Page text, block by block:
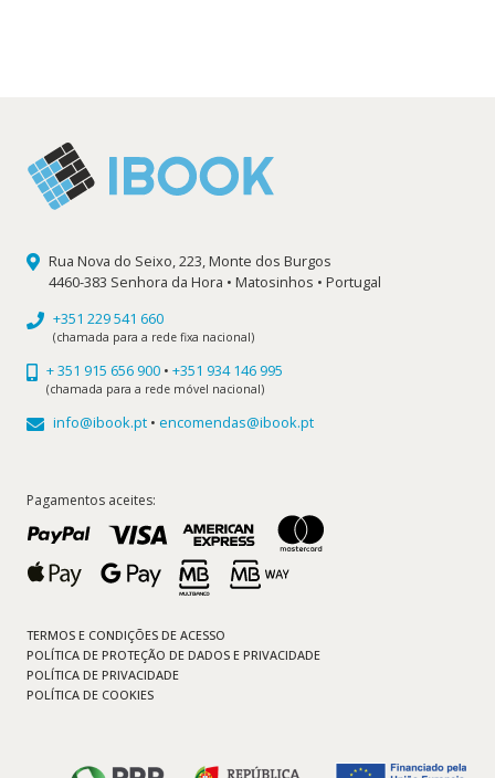
Rua Nova do Seixo, 223, Monte dos Burgos
4460-383 Senhora da Hora • Matosinhos • Portugal
+351 229 541 660
(chamada para a rede fixa nacional)
+ 351 915 656 900 • +351 934 146 995
(chamada para a rede móvel nacional)
info@ibook.pt • encomendas@ibook.pt
Pagamentos aceites:
TERMOS E CONDIÇÕES DE ACESSO
POLÍTICA DE PROTEÇÃO DE DADOS E PRIVACIDADE
POLÍTICA DE PRIVACIDADE
POLÍTICA DE COOKIES